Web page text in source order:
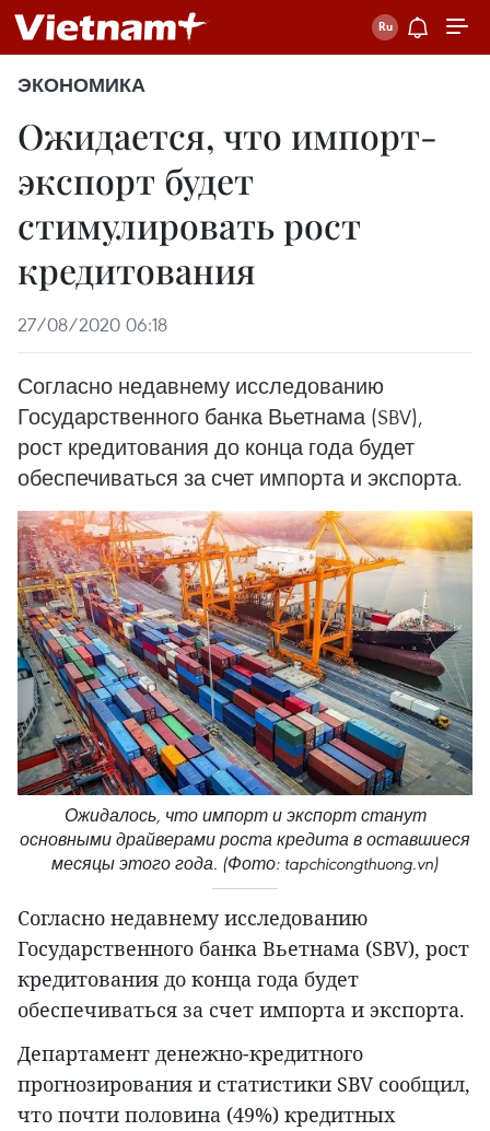
ЭКОНОМИКА
Ожидается, что импорт-
экспорт будет
стимулировать рост
кредитования
27/08/2020 06:18
Согласно недавнему исследованию
Государственного банка Вьетнама (SBV),
рост кредитования до конца года будет
обеспечиваться за счет импорта и экспорта.
Ожидалось, что импорт и экспорт станут
основными драйверами роста кредита в оставшиеся
месяцы этого года. (Фото: tapchicongthuong.vn)
Согласно недавнему исследованию
Государственного банка Вьетнама (SBV), рост
кредитования до конца года будет
обеспечиваться за счет импорта и экспорта.
Департамент денежно-кредитного
прогнозирования и статистики SBV сообщил,
что почти половина (49%) кредитных